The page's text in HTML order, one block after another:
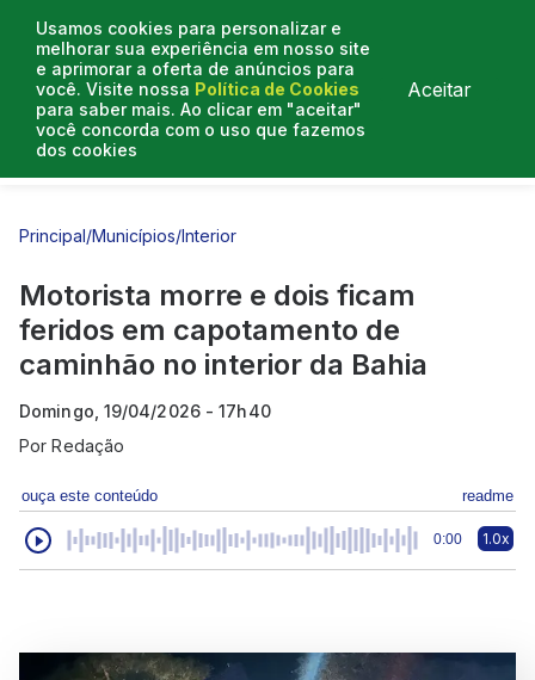
Usamos cookies para personalizar e
melhorar sua experiência em nosso site
e aprimorar a oferta de anúncios para
você. Visite nossa Política de Cookies
para saber mais. Ao clicar em "aceitar"
você concorda com o uso que fazemos
dos cookies
Aceitar
Entrevistas
Principal/Municípios/Interior
Motorista morre e dois ficam
feridos em capotamento de
caminhão no interior da Bahia
Domingo, 19/04/2026 - 17h40
PorRedação
ouça este conteúdo readme
0:00 1.0x